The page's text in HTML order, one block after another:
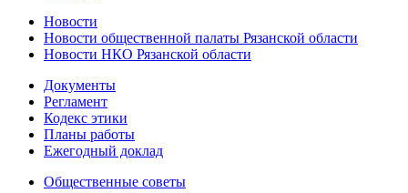
Новости
Новости общественной палаты Рязанской области
Новости НКО Рязанской области
Документы
Регламент
Кодекс этики
Планы работы
Ежегодный доклад
Общественные советы